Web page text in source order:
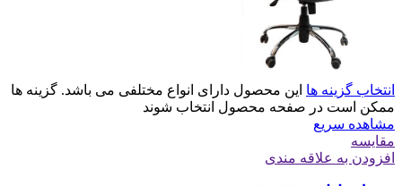
انتخاب گزینه ها این محصول دارای انواع مختلفی می باشد. گزینه ها
ممکن است در صفحه محصول انتخاب شوند
مشاهده سریع
مقایسه
افزودن به علاقه مندی